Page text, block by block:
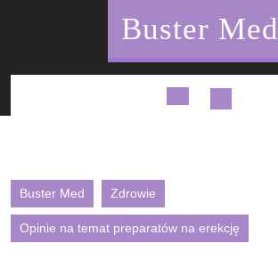
Buster Med
Open
Buster Med Zdrowie
Opinie na temat preparatów na erekcję